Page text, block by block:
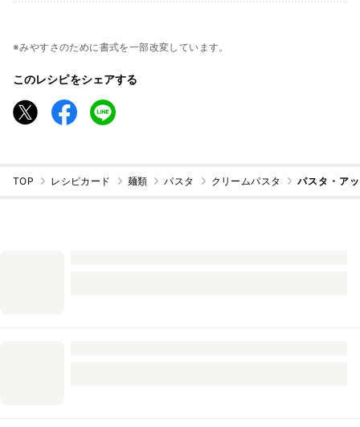
※みやすさのために書式を一部改変しています。
このレシピをシェアする
TOP レシピカード 麺類 パスタ クリームパスタ パスタ・ア